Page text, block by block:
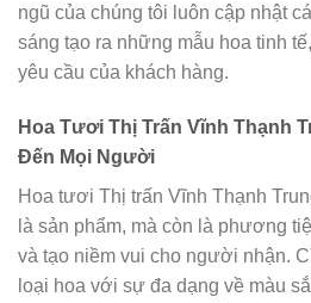
ngũ của chúng tôi luôn cập nhật
sáng tạo ra những mẫu hoa tinh
yêu cầu của khách hàng.
Hoa Tươi Thị Trấn Vĩnh Thạnh
Đến Mọi Người
Hoa tươi Thị trấn Vĩnh Thạnh
là sản phẩm, mà còn là phương
và tạo niềm vui cho người nhận.
loại hoa với sự đa dạng về màu